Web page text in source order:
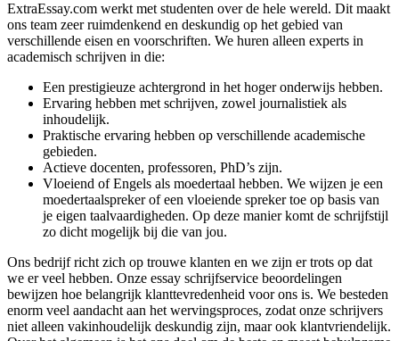
ExtraEssay.com werkt met studenten over de hele wereld. Dit maakt
ons team zeer ruimdenkend en deskundig op het gebied van
verschillende eisen en voorschriften. We huren alleen experts in
academisch schrijven in die:
Een prestigieuze achtergrond in het hoger onderwijs hebben.
Ervaring hebben met schrijven, zowel journalistiek als
inhoudelijk.
Praktische ervaring hebben op verschillende academische
gebieden.
Actieve docenten, professoren, PhD’s zijn.
Vloeiend of Engels als moedertaal hebben. We wijzen je een
moedertaalspreker of een vloeiende spreker toe op basis van
je eigen taalvaardigheden. Op deze manier komt de schrijfstijl
zo dicht mogelijk bij die van jou.
Ons bedrijf richt zich op trouwe klanten en we zijn er trots op dat
we er veel hebben. Onze essay schrijfservice beoordelingen
bewijzen hoe belangrijk klanttevredenheid voor ons is. We besteden
enorm veel aandacht aan het wervingsproces, zodat onze schrijvers
niet alleen vakinhoudelijk deskundig zijn, maar ook klantvriendelijk.